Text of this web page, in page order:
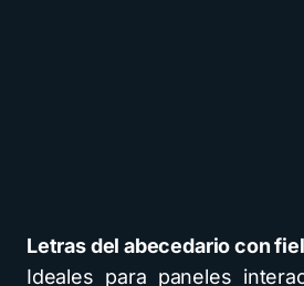
Letras del abecedario con
Ideales para paneles